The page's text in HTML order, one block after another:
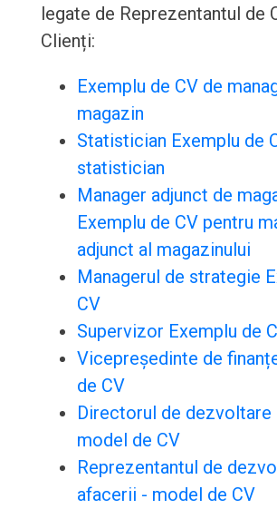
legate de Reprezentantul de
Clienți:
Exemplu de CV de
magazin
Statistician Exemplu de
statistician
Manager adjunct de
Exemplu de CV pentru
adjunct al magazinului
Managerul de strategie
CV
Supervizor Exemplu de
Vicepreședinte de
de CV
Directorul de dezvoltare
model de CV
Reprezentantul de
afacerii - model de CV